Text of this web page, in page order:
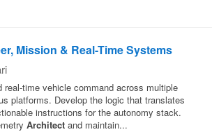
Mission & Real-Time Systems
real‑time vehicle command across multiple
platforms. Develop the logic that translates
instructions for the autonomy stack.
Architect and maintain...